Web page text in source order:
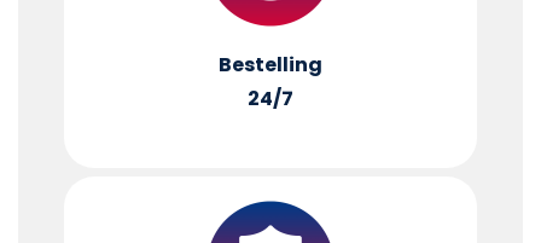
Bestelling
24/7